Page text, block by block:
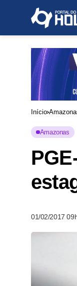
Início
Amazonas
01/02/2017